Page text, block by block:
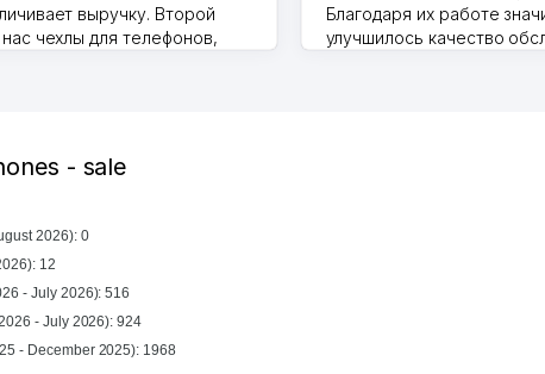
выручку. Второй
чехлы для телефонов,
Благодаря их работе
улучшилось качество
- sale
2026): 0
12
- July 2026): 516
- July 2026): 924
For year (January 2025 - December 2025): 1968